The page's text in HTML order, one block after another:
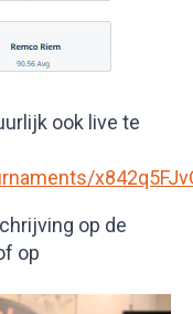
ook live te
op de
op